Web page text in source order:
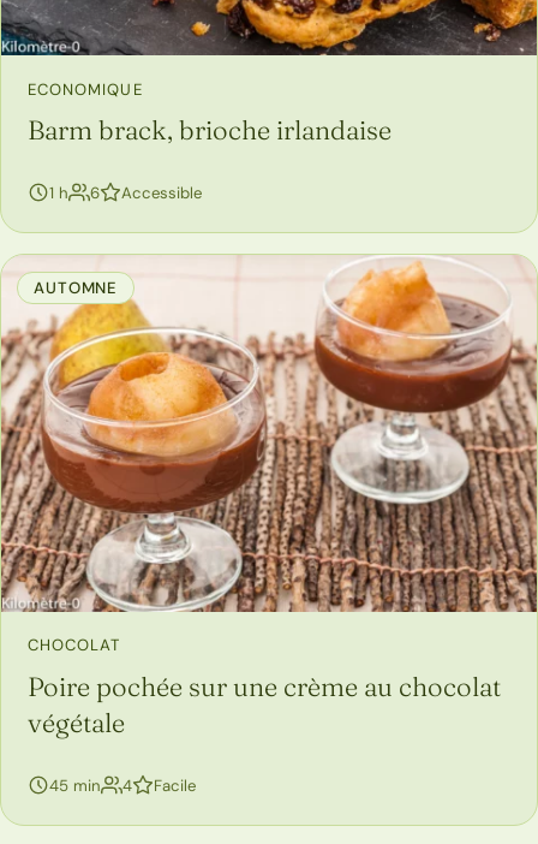
ECONOMIQUE
Barm brack, brioche irlandaise
1 h 6personnes
Accessible
AUTOMNE
CHOCOLAT
Poire pochée sur une crème au chocolat
végétale
45 min 4personnes
Facile